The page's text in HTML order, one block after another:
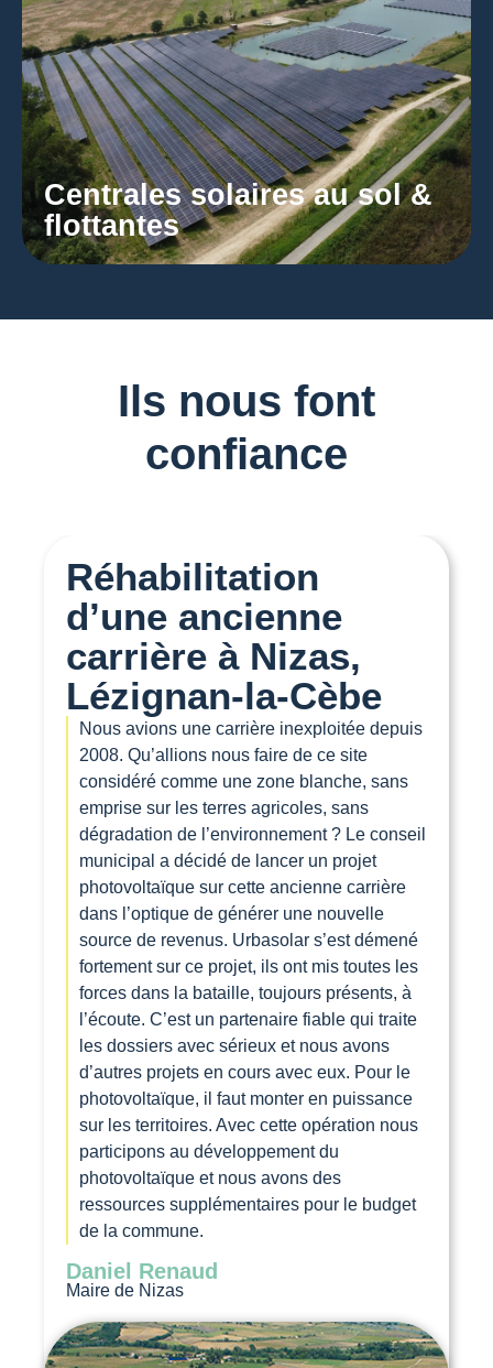
Centrales solaires au sol &
flottantes
Ils nous font
confiance
Réhabilitation
d’une ancienne
carrière à Nizas,
Lézignan-la-Cèbe
Nous avions une carrière inexploitée depuis
2008. Qu’allions nous faire de ce site
considéré comme une zone blanche, sans
emprise sur les terres agricoles, sans
dégradation de l’environnement ? Le conseil
municipal a décidé de lancer un projet
photovoltaïque sur cette ancienne carrière
dans l’optique de générer une nouvelle
source de revenus. Urbasolar s’est démené
fortement sur ce projet, ils ont mis toutes les
forces dans la bataille, toujours présents, à
l’écoute. C’est un partenaire fiable qui traite
les dossiers avec sérieux et nous avons
d’autres projets en cours avec eux. Pour le
photovoltaïque, il faut monter en puissance
sur les territoires. Avec cette opération nous
participons au développement du
photovoltaïque et nous avons des
ressources supplémentaires pour le budget
de la commune.
Daniel Renaud
Maire de Nizas